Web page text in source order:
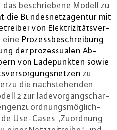
be­schrie­be­ne Modell zu
die Bun­des­netz­agen­tur mit
von Elek­tri­zi­täts­ver­
eine Pro­zess­be­schrei­bung
der pro­zes­sua­len Ab­
von La­de­punk­ten sowie
zu
die nach­ste­hen­den
2 zur la­de­vor­gang­s­char­
Use-Cases „Zuordnung